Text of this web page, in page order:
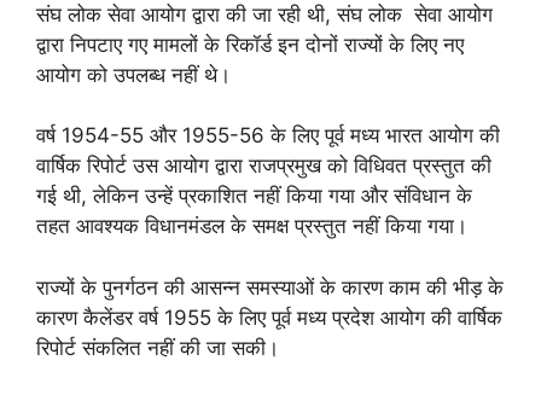
संघ लोक सेवा आयोग द्वारा की जा रही थी, संघ लोक सेवा आयोग
द्वारा निपटाए गए मामलों के रिकॉर्ड इन दोनों राज्यों के लिए नए
आयोग को उपलब्ध नहीं थे।
वर्ष 1954-55 और 1955-56 के लिए पूर्व मध्य भारत आयोग की
वार्षिक रिपोर्ट उस आयोग द्वारा राजप्रमुख को विधिवत प्रस्तुत की
गई थी, लेकिन उन्हें प्रकाशित नहीं किया गया और संविधान के
तहत आवश्यक विधानमंडल के समक्ष प्रस्तुत नहीं किया गया।
राज्यों के पुनर्गठन की आसन्न समस्याओं के कारण काम की भीड़ के
कारण कैलेंडर वर्ष 1955 के लिए पूर्व मध्य प्रदेश आयोग की वार्षिक
रिपोर्ट संकलित नहीं की जा सकी।